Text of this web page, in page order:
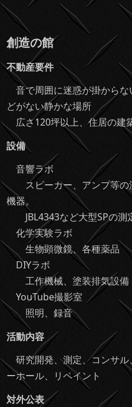
創造の館
不動産要件
音で周囲に迷惑が掛から
どがない静かな場所
広さ120坪以上、住居の建
設備
音響ラボ
スピーカー、アンプ等の
機器。
JBL4343など大型SPの測
化学実験ラボ
生物顕微鏡、各種薬品
DIYラボ
工作機械、塗装排気設備
YouTube撮影室
照明、録音
活動内容
研究開発、測定、コンサ
ーホール、リペイント
対外公表